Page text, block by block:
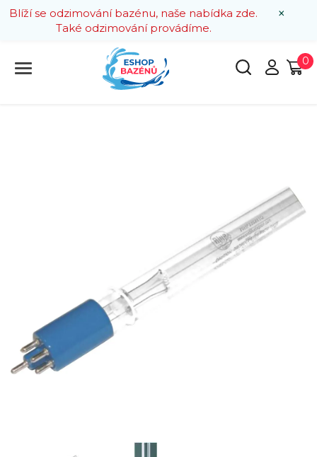
×
Blíží se odzimování bazénu, naše nabídka zde.
Také odzimování provádíme.
0